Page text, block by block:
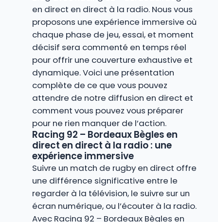
en direct en direct à la radio. Nous vous
proposons une expérience immersive où
chaque phase de jeu, essai, et moment
décisif sera commenté en temps réel
pour offrir une couverture exhaustive et
dynamique. Voici une présentation
complète de ce que vous pouvez
attendre de notre diffusion en direct et
comment vous pouvez vous préparer
pour ne rien manquer de l’action.
Racing 92 – Bordeaux Bègles en
direct en direct à la radio : une
expérience immersive
Suivre un match de rugby en direct offre
une différence significative entre le
regarder à la télévision, le suivre sur un
écran numérique, ou l’écouter à la radio.
Avec Racing 92 – Bordeaux Bègles en